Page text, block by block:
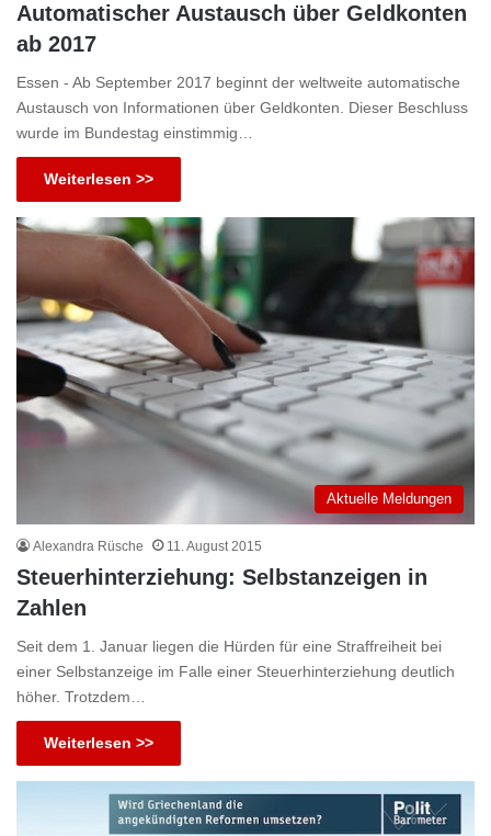
Automatischer Austausch über Geldkonten
ab 2017
Essen - Ab September 2017 beginnt der weltweite automatische
Austausch von Informationen über Geldkonten. Dieser Beschluss
wurde im Bundestag einstimmig…
Weiterlesen >>
Aktuelle Meldungen
Alexandra Rüsche 11. August 2015
Steuerhinterziehung: Selbstanzeigen in
Zahlen
Seit dem 1. Januar liegen die Hürden für eine Straffreiheit bei
einer Selbstanzeige im Falle einer Steuerhinterziehung deutlich
höher. Trotzdem…
Weiterlesen >>